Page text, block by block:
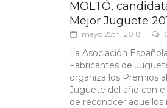
MOLTÓ,
Mejor Juguete
mayo 25th, 2018
La Asociación
Fabricantes de
organiza los Premios
Juguete del año con
de reconocer aquellos